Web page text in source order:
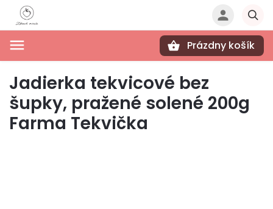
Prázdny košík
Jadierka tekvicové bez
šupky, pražené solené 200g
Farma Tekvička